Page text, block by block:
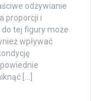
odżywianie
proporcji i
tej figury może
wpływać
[…]